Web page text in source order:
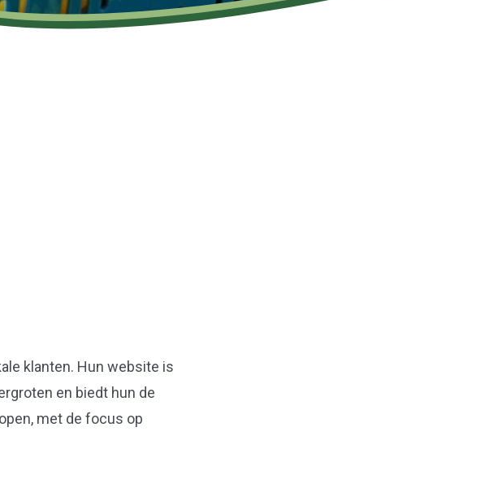
klanten. Hun website is
en biedt hun de
met de focus op